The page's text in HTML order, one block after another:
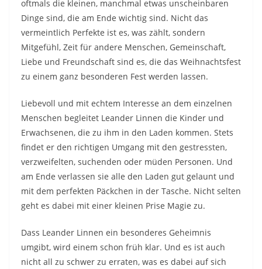
oftmals die kleinen, manchmal etwas unscheinbaren
Dinge sind, die am Ende wichtig sind. Nicht das
vermeintlich Perfekte ist es, was zählt, sondern
Mitgefühl, Zeit für andere Menschen, Gemeinschaft,
Liebe und Freundschaft sind es, die das Weihnachtsfest
zu einem ganz besonderen Fest werden lassen.
Liebevoll und mit echtem Interesse an dem einzelnen
Menschen begleitet Leander Linnen die Kinder und
Erwachsenen, die zu ihm in den Laden kommen. Stets
findet er den richtigen Umgang mit den gestressten,
verzweifelten, suchenden oder müden Personen. Und
am Ende verlassen sie alle den Laden gut gelaunt und
mit dem perfekten Päckchen in der Tasche. Nicht selten
geht es dabei mit einer kleinen Prise Magie zu.
Dass Leander Linnen ein besonderes Geheimnis
umgibt, wird einem schon früh klar. Und es ist auch
nicht all zu schwer zu erraten, was es dabei auf sich